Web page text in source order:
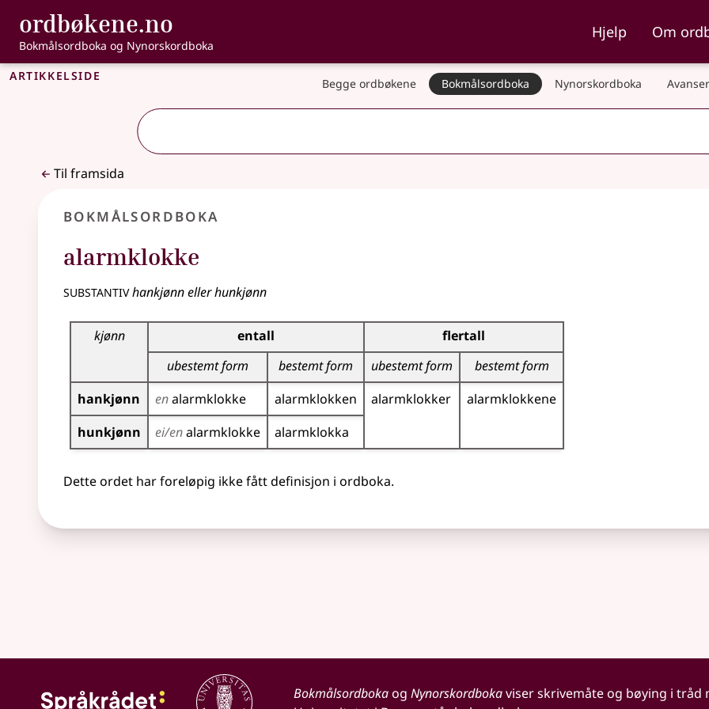
Gå til hovudinnhald
Tilgjenge
ordbøkene.no , Bokmålsordboka og Nynorskordboka
Bokmålsordboka og Nynorskordboka
Hjelp Om
Artikkelside Begge ordbøkene Bokmålsordboka Nynorskordboka
Til framsida
Bokmålsordboka
alarmklokke
substantivhankjønn eller hunkjønn
Bøyingstabell for dette substantivet
kjønn entall
flertall
ubestemt form
bestemt form ubestemt form
bestemt form
hankjønn
enalarm­klokke alarm­klokken alarm­klokker
alarm­klokkene
hunkjønn
ei/enalarm­klokke alarm­klokka
Dette ordet har foreløpig ikke fått definisjon i ordboka.
Bokmålsordbokaog Nynorskordbokaviser skrivemåte og bøying i tråd